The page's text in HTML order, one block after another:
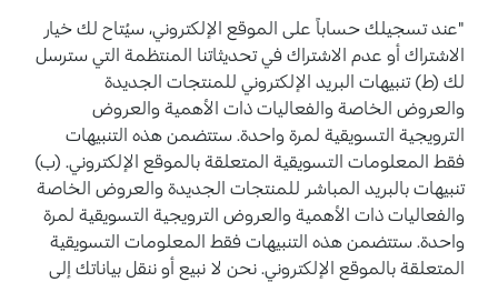
"عند تسجيلك حساباً على الموقع الإلكتروني، سيُتاح لك خيار
الاشتراك أو عدم الاشتراك في تحديثاتنا المنتظمة التي سترسل
لك (ط) تنبيهات البريد الإلكتروني للمنتجات الجديدة
والعروض الخاصة والفعاليات ذات الأهمية والعروض
الترويجية التسويقية لمرة واحدة. ستتضمن هذه التنبيهات
فقط المعلومات التسويقية المتعلقة بالموقع الإلكتروني. (ب)
تنبيهات بالبريد المباشر للمنتجات الجديدة والعروض الخاصة
والفعاليات ذات الأهمية والعروض الترويجية التسويقية لمرة
واحدة. ستتضمن هذه التنبيهات فقط المعلومات التسويقية
المتعلقة بالموقع الإلكتروني. نحن لا نبيع أو ننقل بياناتك إلى